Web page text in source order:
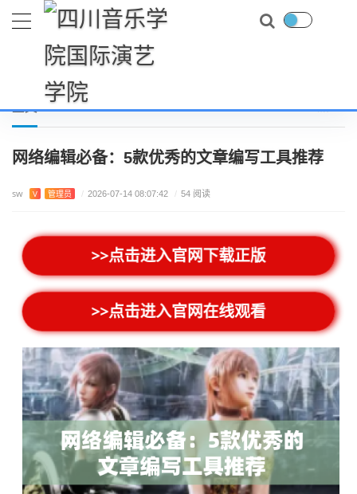
当前位置： 首页 上市新游
正文
网络编辑必备：5款优秀的文章编写工具推荐
sw V 管理员 / 2026-07-14 08:07:42 / 54 阅读
>>点击进入官网下载正版
>>点击进入官网在线观看